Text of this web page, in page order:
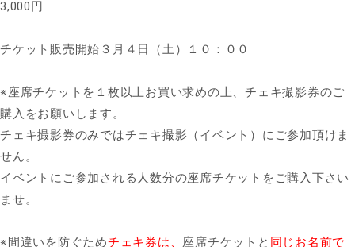
3,000円
チケット販売開始３月４日（土）１０：００
※座席チケットを１枚以上お買い求めの上、チェキ撮影券のご
購入をお願いします。
チェキ撮影券のみではチェキ撮影（イベント）にご参加頂けま
せん。
イベントにご参加される人数分の座席チケットをご購入下さい
ませ。
※間違いを防ぐためチェキ券は、 座席チケットと 同じお名前で